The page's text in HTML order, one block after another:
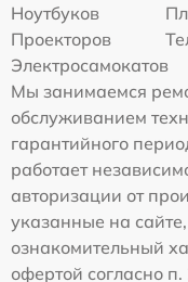
Ноутбуков
Проекторов
Электросамокатов
Мы занимаемся
обслуживанием
гарантийного
работает
авторизации от
указанные на
ознакомительный
офертой согласно